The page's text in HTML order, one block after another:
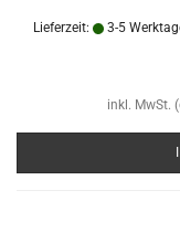
Lieferzeit: 3-5
inkl. MwSt.